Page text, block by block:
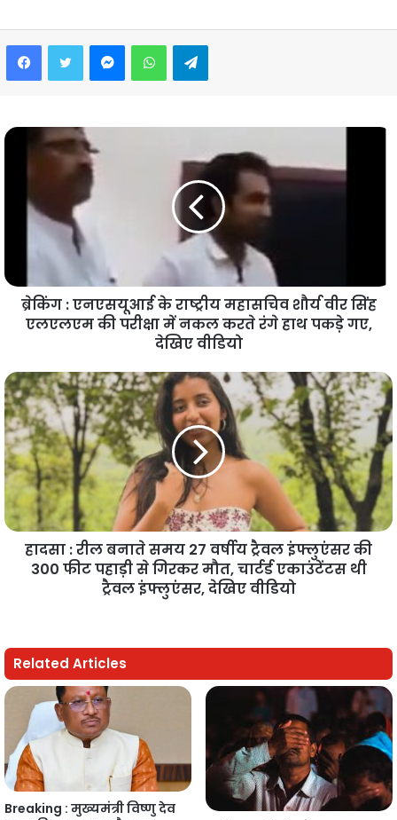
FacebookTwitter MessengerWhatsAppTelegram
ब्रेकिंग : एनएसयूआई के राष्ट्रीय महासचिव शौर्य वीर सिंह
एलएलएम की परीक्षा में नकल करते रंगे हाथ पकड़े गए,
देखिए वीडियो
हादसा : रील बनाते समय 27 वर्षीय ट्रैवल इंफ्लुएंसर की
300 फीट पहाड़ी से गिरकर मौत, चार्टर्ड एकाउंटेंटस थी
ट्रैवल इंफ्लुएंसर, देखिए वीडियो
Related Articles
Breaking : मुख्यमंत्री विष्णु देव